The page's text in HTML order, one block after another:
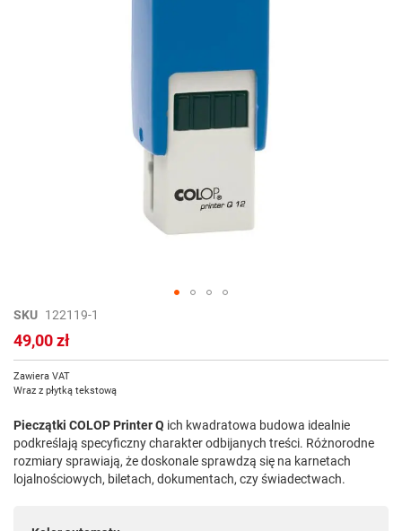
Przejdź
na
początek
SKU 122119-1
49,00 zł
Zawiera VAT
Wraz z płytką tekstową
Pieczątki COLOP Printer Q ich kwadratowa budowa idealnie
podkreślają specyficzny charakter odbijanych treści. Różnorodne
rozmiary sprawiają, że doskonale sprawdzą się na karnetach
lojalnościowych, biletach, dokumentach, czy świadectwach.